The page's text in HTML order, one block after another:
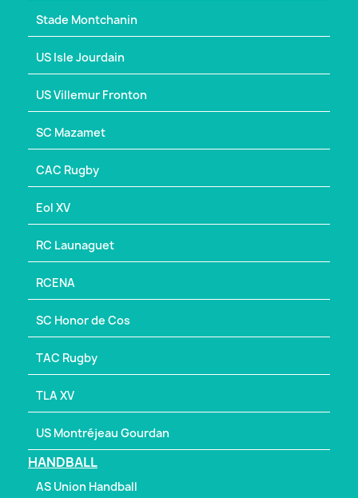
Stade Montchanin
US Isle Jourdain
US Villemur Fronton
SC Mazamet
CAC Rugby
Eol XV
RC Launaguet
RCENA
SC Honor de Cos
TAC Rugby
TLA XV
US Montréjeau Gourdan
HANDBALL
AS Union Handball